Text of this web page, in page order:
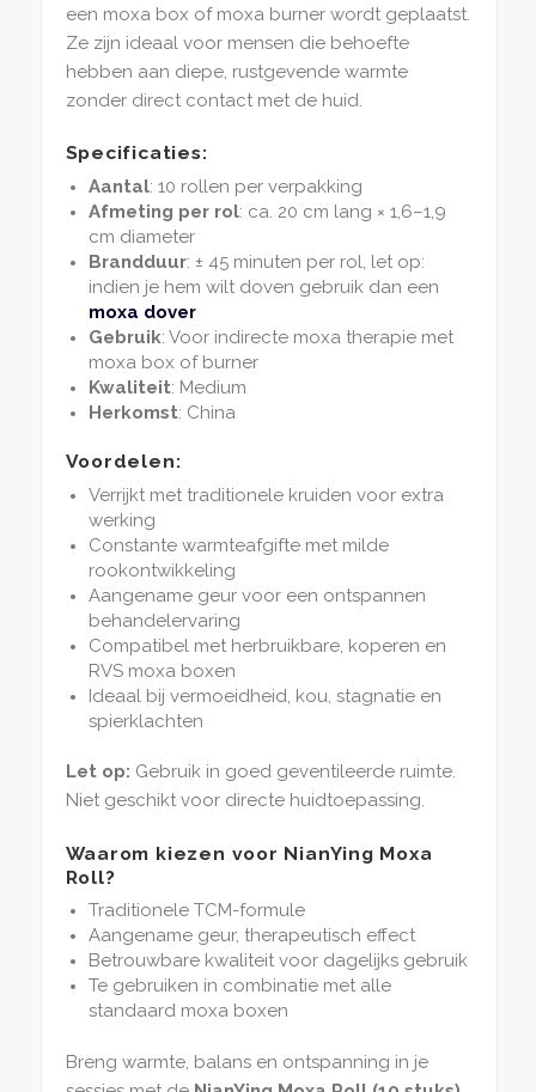
een moxa box of moxa burner wordt geplaatst.
Ze zijn ideaal voor mensen die behoefte
hebben aan diepe, rustgevende warmte
zonder direct contact met de huid.
Specificaties:
Aantal: 10 rollen per verpakking
Afmeting per rol: ca. 20 cm lang × 1,6–1,9
cm diameter
Brandduur: ± 45 minuten per rol, let op:
indien je hem wilt doven gebruik dan een
moxa dover
Gebruik: Voor indirecte moxa therapie met
moxa box of burner
Kwaliteit: Medium
Herkomst: China
Voordelen:
Verrijkt met traditionele kruiden voor extra
werking
Constante warmteafgifte met milde
rookontwikkeling
Aangename geur voor een ontspannen
behandelervaring
Compatibel met herbruikbare, koperen en
RVS moxa boxen
Ideaal bij vermoeidheid, kou, stagnatie en
spierklachten
Let op: Gebruik in goed geventileerde ruimte.
Niet geschikt voor directe huidtoepassing.
Waarom kiezen voor NianYing Moxa
Roll?
Traditionele TCM-formule
Aangename geur, therapeutisch effect
Betrouwbare kwaliteit voor dagelijks gebruik
Te gebruiken in combinatie met alle
standaard moxa boxen
Breng warmte, balans en ontspanning in je